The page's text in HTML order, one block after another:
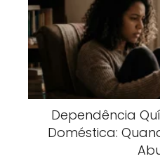
Dependência
Doméstica: